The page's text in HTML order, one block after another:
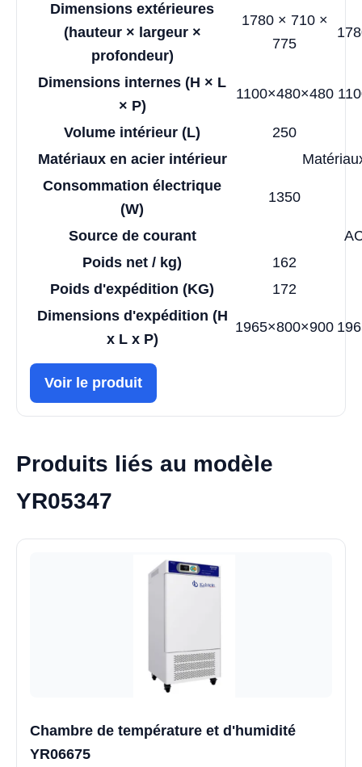
Dimensions extérieures
(hauteur × largeur ×
profondeur)
1780 × 710 ×
775
Dimensions internes (H × L
× P)
1100×480×480
Volume intérieur (L)
250
Matériaux en acier intérieur
Consommation électrique
(W)
1350
Source de courant
Poids net / kg)
162
Poids d'expédition (KG)
172
Dimensions d'expédition (H
x L x P)
1965×800×900
Voir le produit
Produits liés au modèle
YR05347
Chambre de température et d'humidité
YR06675